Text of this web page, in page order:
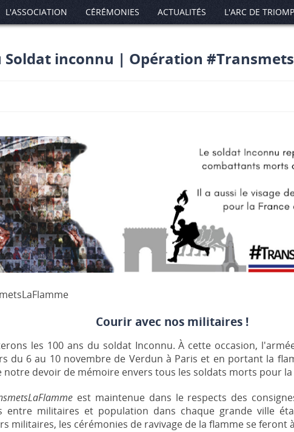
L'ASSOCIATION CÉRÉMONIES ACTUALITÉS L'ARC DE
Soldat inconnu | Opération
Courir avec nos militaires !
les 100 ans du soldat Inconnu. À cette occasion,
du 6 au 10 novembre de Verdun à Paris et en portant la
notre devoir de mémoire envers tous les soldats morts pour la
est maintenue dans le respects des
entre militaires et population dans chaque grande ville
militaires, les cérémonies de ravivage de la flamme se feront